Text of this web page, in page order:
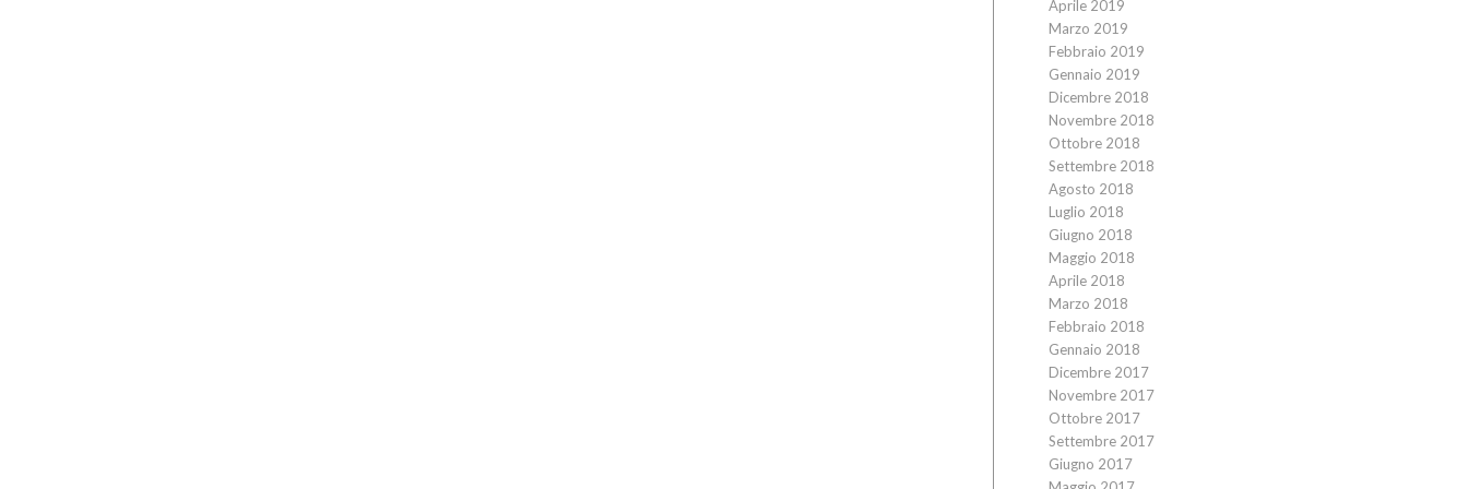
Aprile 2019
Marzo 2019
Febbraio 2019
Gennaio 2019
Dicembre 2018
Novembre 2018
Ottobre 2018
Settembre 2018
Agosto 2018
Luglio 2018
Giugno 2018
Maggio 2018
Aprile 2018
Marzo 2018
Febbraio 2018
Gennaio 2018
Dicembre 2017
Novembre 2017
Ottobre 2017
Settembre 2017
Giugno 2017